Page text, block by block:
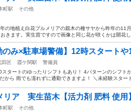
町駅
その他
の地植え白花プルメリアの親木の種サヤから昨年の11
きます。実生苗ですので画像と同じ花が咲くかは開花
のみ×駐車場警備】12時スタート
田区 霞ケ関駅
警備員
タートのゆったりシフトもあり！ 4パターンのシフト
から 雨でも濡れずに通勤できますよ！ ＼未経験スター
リア 実生苗木【活力剤 肥料 使用
町駅
その他